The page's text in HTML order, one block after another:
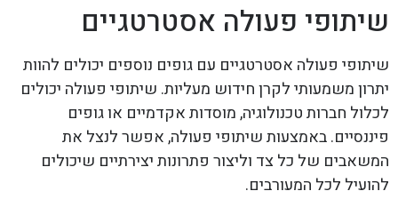
שיתופי פעולה אסטרטגיים
שיתופי פעולה אסטרטגיים עם גופים נוספים יכולים להוות
יתרון משמעותי לקרן חידוש מעליות. שיתופי פעולה יכולים
לכלול חברות טכנולוגיה, מוסדות אקדמיים או גופים
פיננסיים. באמצעות שיתופי פעולה, אפשר לנצל את
המשאבים של כל צד וליצור פתרונות יצירתיים שיכולים
להועיל לכל המעורבים.